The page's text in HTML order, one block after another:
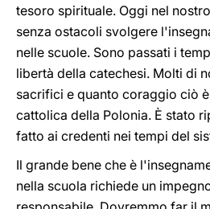
tesoro spirituale. Oggi nel
senza ostacoli svolgere
nelle scuole. Sono passati i
libertà della catechesi. Molti di
sacrifici e quanto coraggio ciò
cattolica della Polonia. È stato
fatto ai credenti nei tempi del
Il grande bene che è
nella scuola richiede un